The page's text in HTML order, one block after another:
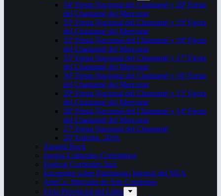
34ª Fiesta Nacional del Chamamé y 20ª Fiesta
del Chamamé del Mercosur
33ª Fiesta Nacional del Chamamé y 19ª Fiesta
del Chamamé del Mercosur
32ª Fiesta Nacional del Chamamé y 18ª Fiesta
del Chamamé del Mercosur
31ª Fiesta Nacional del Chamamé y 17ª Fiesta
del Chamamé del Mercosur
30ª Fiesta Nacional del Chamamé y 16ª Fiesta
del Chamamé del Mercosur
29ª Fiesta Nacional del Chamamé y 15ª Fiesta
del Chamamé del Mercosur
28ª Fiesta Nacional del Chamamé y 14ª Fiesta
del Chamamé del Mercosur
27ª Fiesta Nacional del Chamamé
26ª Edición. 2016.
Taragüi Rock
Juegos Culturales Correntinos
Festival Corrientes Jazz
Encuentro sobre Patrimonio Integral del NEA
ArteCo. Mercado de Arte Corrientes
Feria Provincial del Libro